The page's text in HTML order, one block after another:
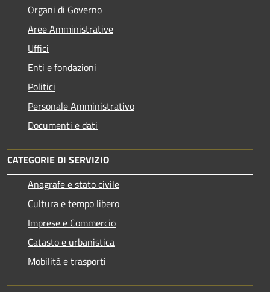
Organi di Governo
Aree Amministrative
Uffici
Enti e fondazioni
Politici
Personale Amministrativo
Documenti e dati
CATEGORIE DI SERVIZIO
Anagrafe e stato civile
Cultura e tempo libero
Imprese e Commercio
Catasto e urbanistica
Mobilità e trasporti